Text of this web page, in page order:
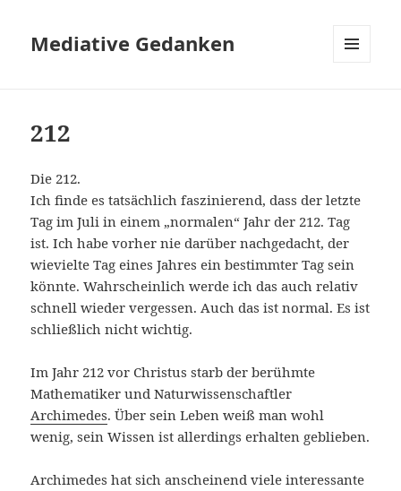
Mediative Gedanken
212
Die 212.
Ich finde es tatsächlich faszinierend, dass der letzte
Tag im Juli in einem „normalen“ Jahr der 212. Tag
ist. Ich habe vorher nie darüber nachgedacht, der
wievielte Tag eines Jahres ein bestimmter Tag sein
könnte. Wahrscheinlich werde ich das auch relativ
schnell wieder vergessen. Auch das ist normal. Es ist
schließlich nicht wichtig.
Im Jahr 212 vor Christus starb der berühmte
Mathematiker und Naturwissenschaftler
Archimedes. Über sein Leben weiß man wohl
wenig, sein Wissen ist allerdings erhalten geblieben.
Archimedes hat sich anscheinend viele interessante